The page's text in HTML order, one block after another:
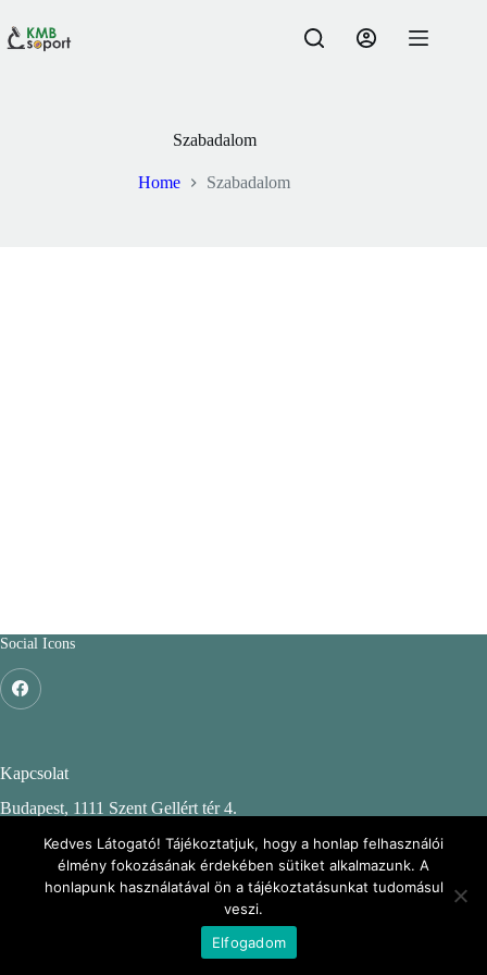
content
Szabadalom
Home Szabadalom
Social Icons
Kapcsolat
Budapest, 1111 Szent Gellért tér 4.
Budapesti Műszaki és Gazdaságtudományi Egyetem
CH. épület, 2. emelet 244.
KÖRINFO: Környezeti Információs portál
Copyright © 2026 - BME KMB Csoport
Kedves Látogató! Tájékoztatjuk, hogy a honlap felhasználói
élmény fokozásának érdekében sütiket alkalmazunk. A
honlapunk használatával ön a tájékoztatásunkat tudomásul
veszi.
Elfogadom